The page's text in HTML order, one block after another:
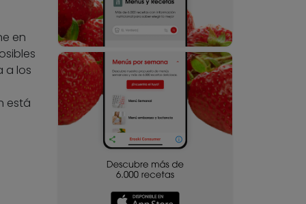
en
a los
está